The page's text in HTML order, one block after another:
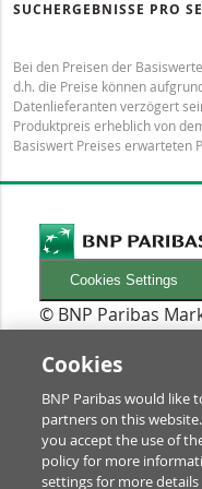
SUCHERGEBNISSE PRO
Bei den Preisen der
d.h. die Preise können
Datenlieferanten verzögert
Produktpreis erheblich von
Basiswert Preises erwarteten
Cookies Settings
© BNP Paribas
Newsletters
Glossar
RECHTLICHES
Cookies
BNP Paribas would like
partners on this
you accept the use of
policy for more
settings for more